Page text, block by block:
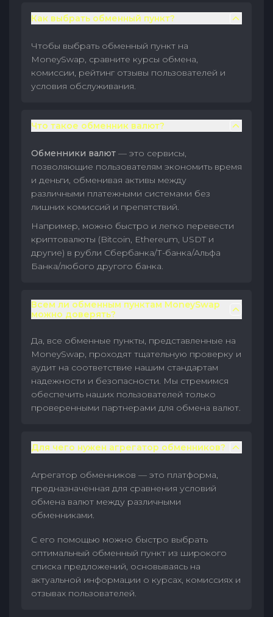
Как выбрать обменный пункт?
Чтобы выбрать обменный пункт на
MoneySwap, сравните курсы обмена,
комиссии, рейтинг отзывы пользователей и
условия обслуживания.
Что такое обменник валют?
Обменники валют — это сервисы,
позволяющие пользователям экономить время
и деньги, обменивая активы между
различными платежными системами без
лишних комиссий и препятствий.
Например, можно быстро и легко перевести
криптовалюты (Bitcoin, Ethereum, USDT и
другие) в рубли Сбербанка/Т-банка/Альфа
Банка/любого другого банка.
Всем ли обменным пунктам MoneySwap
можно доверять?
Да, все обменные пункты, представленные на
MoneySwap, проходят тщательную проверку и
аудит на соответствие нашим стандартам
надежности и безопасности. Мы стремимся
обеспечить наших пользователей только
проверенными партнерами для обмена валют.
Для чего нужен агрегатор обменников?
Агрегатор обменников — это платформа,
предназначенная для сравнения условий
обмена валют между различными
обменниками.
С его помощью можно быстро выбрать
оптимальный обменный пункт из широкого
списка предложений, основываясь на
актуальной информации о курсах, комиссиях и
отзывах пользователей.